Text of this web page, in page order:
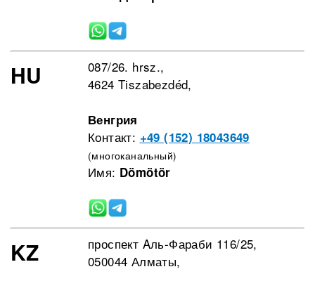
HU
087/26. hrsz.,
4624 Tiszabezdéd,
Венгрия
Контакт: +49 (152) 18043649
(многоканальный)
Имя: Dömötör
KZ
проспект Aль-Фараби 116/25,
050044 Алматы,